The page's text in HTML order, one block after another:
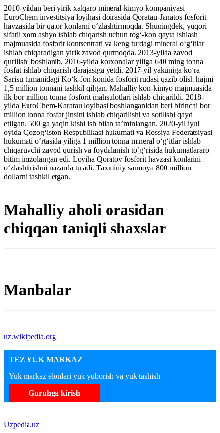
2010-yildan beri yirik xalqaro mineral-kimyo kompaniyasi
EuroChem investitsiya loyihasi doirasida Qoratau-Janatos fosforit
havzasida bir qator konlarni o‘zlashtirmoqda. Shuningdek, yuqori
sifatli xom ashyo ishlab chiqarish uchun tog‘-kon qayta ishlash
majmuasida fosforit kontsentrati va keng turdagi mineral oʻgʻitlar
ishlab chiqaradigan yirik zavod qurmoqda. 2013-yilda zavod
qurilishi boshlanib, 2016-yilda korxonalar yiliga 640 ming tonna
fosfat ishlab chiqarish darajasiga yetdi. 2017-yil yakuniga ko‘ra
Sarisu tumanidagi Ko‘k-Jon konida fosforit rudasi qazib olish hajmi
1,5 million tonnani tashkil qilgan. Mahalliy kon-kimyo majmuasida
ilk bor million tonna fosforit mahsulotlari ishlab chiqarildi. 2018-
yilda EuroChem-Karatau loyihasi boshlanganidan beri birinchi bor
million tonna fosfat jinsini ishlab chiqarilishi va sotilishi qayd
etilgan. 500 ga yaqin kishi ish bilan taʼminlangan. 2020-yil iyul
oyida Qozog‘iston Respublikasi hukumati va Rossiya Federatsiyasi
hukumati o‘rtasida yiliga 1 million tonna mineral o‘g‘itlar ishlab
chiqaruvchi zavod qurish va foydalanish to‘g‘risida hukumatlararo
bitim imzolangan edi. Loyiha Qoratov fosforit havzasi konlarini
oʻzlashtirishni nazarda tutadi. Taxminiy sarmoya 800 million
dollarni tashkil etgan.
Mahalliy aholi orasidan
chiqqan taniqli shaxslar
Manbalar
uz.wikipedia.org
TEZ YUK MARKAZ
Yuk markaz elonlari yuk yuborish va yuk tashish
Guruhga kirish
Uzpedia.uz